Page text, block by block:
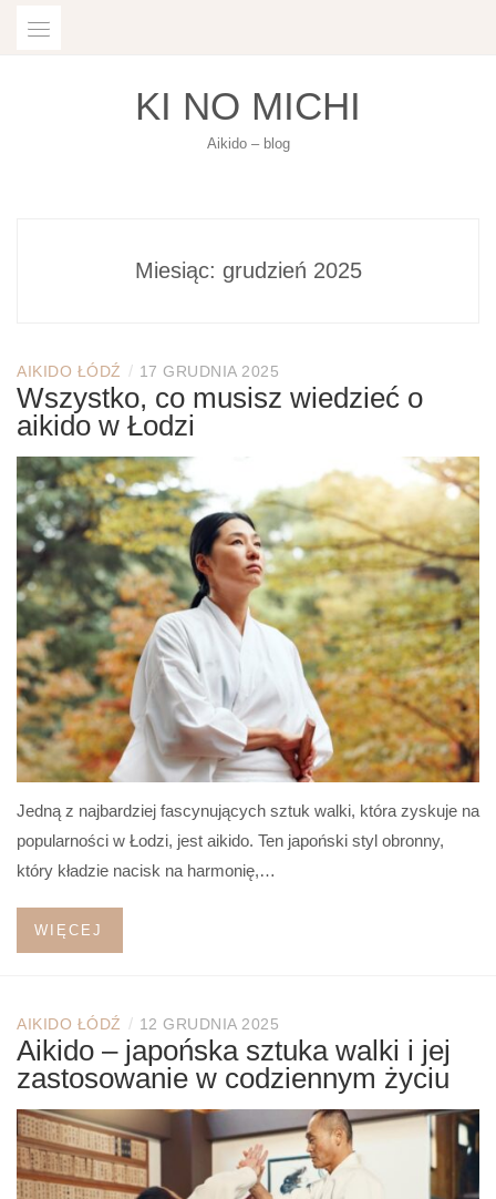
KI NO MICHI
Aikido – blog
Miesiąc: grudzień 2025
AIKIDO ŁÓDŹ / 17 GRUDNIA 2025
Wszystko, co musisz wiedzieć o
aikido w Łodzi
Jedną z najbardziej fascynujących sztuk walki, która zyskuje na
popularności w Łodzi, jest aikido. Ten japoński styl obronny,
który kładzie nacisk na harmonię,…
WIĘCEJ
AIKIDO ŁÓDŹ / 12 GRUDNIA 2025
Aikido – japońska sztuka walki i jej
zastosowanie w codziennym życiu